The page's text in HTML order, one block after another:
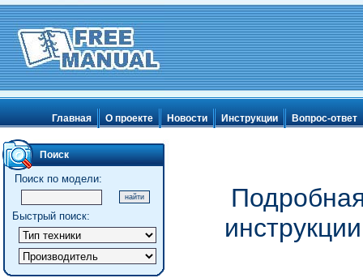
Главная О проекте Новости Инструкции Вопрос-ответ
Поиск
Поиск по модели:
Быстрый поиск: